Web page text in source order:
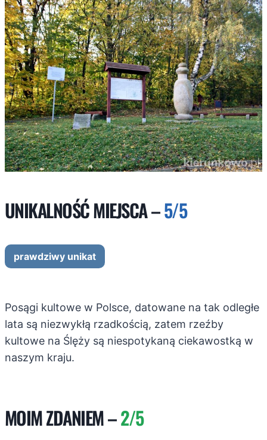
UNIKALNOŚĆ MIEJSCA –5/5
prawdziwy unikat
Posągi kultowe w Polsce, datowane na tak odległe
lata są niezwykłą rzadkością, zatem rzeźby
kultowe na Ślęży są niespotykaną ciekawostką w
naszym kraju.
MOIM ZDANIEM –2/5